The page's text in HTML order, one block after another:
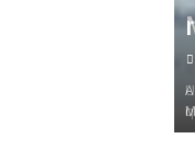
A